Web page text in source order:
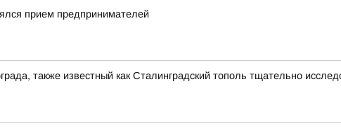
прием предпринимателей
также известный как Сталинградский тополь тщательно